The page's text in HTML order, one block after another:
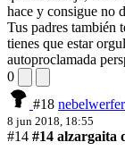
hace y consigue no
Tus padres también
tienes que estar
autoproclamada
0
#18 nebelwerfer
8 jun 2018, 18:55
#14 #14 alzargaita